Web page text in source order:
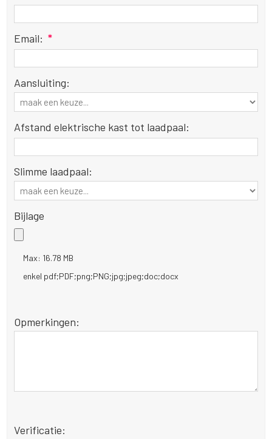
Email: *
Aansluiting:
Afstand elektrische kast tot laadpaal:
Slimme laadpaal:
Bijlage
Max: 16.78 MB
enkel pdf;PDF;png;PNG;jpg;jpeg;doc;docx
Opmerkingen:
Verificatie: